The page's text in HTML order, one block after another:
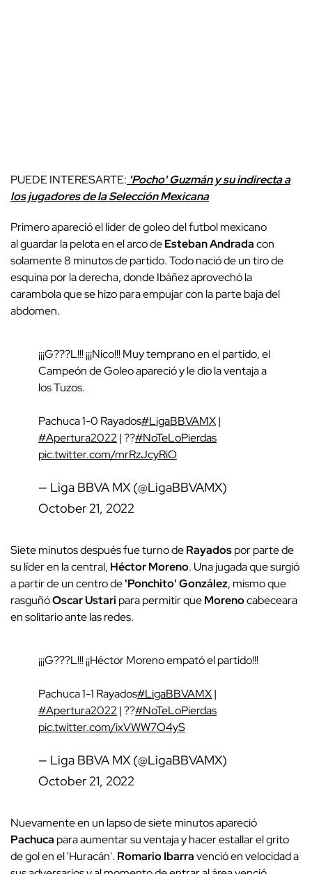
PUEDE INTERESARTE: 'Pocho' Guzmán y su indirecta a
los jugadores de la Selección Mexicana
Primero apareció el líder de goleo del futbol mexicano
al guardar la pelota en el arco deEsteban Andradacon
solamente 8 minutos de partido. Todo nació de un tiro de
esquina por la derecha, donde Ibáñez aprovechó la
carambola que se hizo para empujar con la parte baja del
abdomen.
¡¡¡G???L!!! ¡¡¡Nico!!! Muy temprano en el partido, el
Campeón de Goleo apareció y le dio la ventaja a
los Tuzos.
Pachuca 1-0 Rayados#LigaBBVAMX|
#Apertura2022 | ??#NoTeLoPierdas
pic.twitter.com/mrRzJcyRiO
— Liga BBVA MX (@LigaBBVAMX)
October 21, 2022
Siete minutos después fue turno deRayadospor parte de
su líder en la central, Héctor Moreno. Una jugada que surgió
a partir de un centro de'Ponchito' González, mismo que
rasguñóOscar Ustari para permitir queMorenocabeceara
en solitario ante las redes.
¡¡¡G???L!!! ¡¡Héctor Moreno empató el partido!!!
Pachuca 1-1 Rayados#LigaBBVAMX|
#Apertura2022 | ??#NoTeLoPierdas
pic.twitter.com/ixVWW7O4yS
— Liga BBVA MX (@LigaBBVAMX)
October 21, 2022
Nuevamente en un lapso de siete minutos apareció
Pachuca para aumentar su ventaja y hacer estallar el grito
de gol en el 'Huracán'. Romario Ibarravenció en velocidad a